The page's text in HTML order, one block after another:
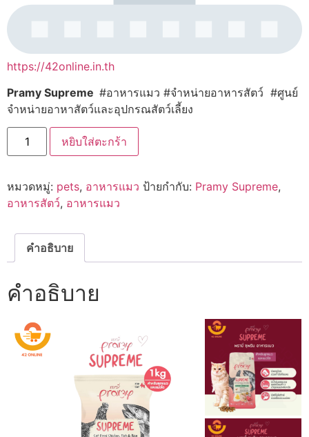
https://42online.in.th
Pramy Supreme #อาหารแมว #จำหน่ายอาหารสัตว์ #ศูนย์
จำหน่ายอาหาสัตว์และอุปกรณสัตว์เลี้ยง
จำนวน
Pramy
Supreme
สูตร
ไก่
ปลา
ข้าว
สำหรับ
ทุก
วัย
ขนาด
ชิ้น
หยิบใส่ตะกร้า
หมวดหมู่: pets, อาหารแมว ป้ายกำกับ: Pramy Supreme,
อาหารสัตว์, อาหารแมว
คำอธิบาย
คำอธิบาย